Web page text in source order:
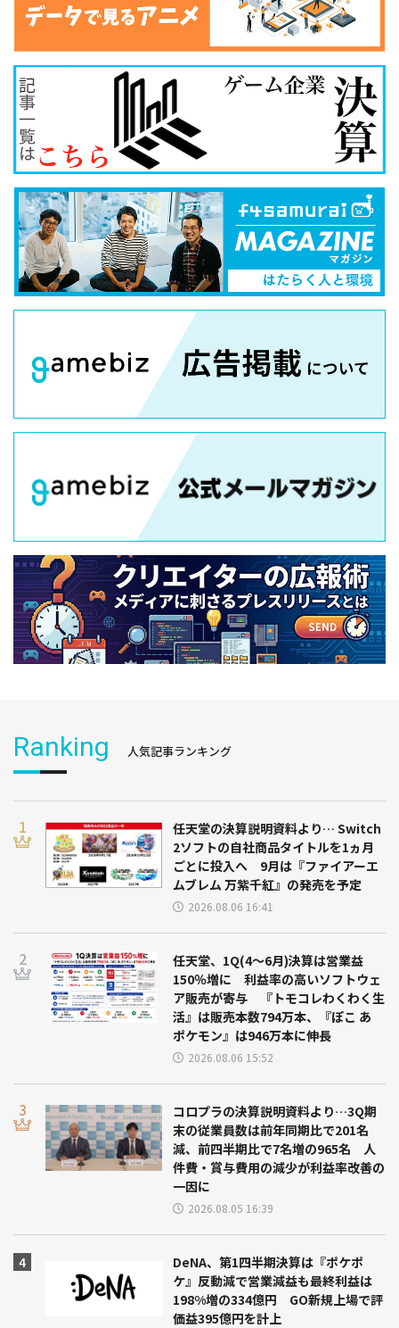
Ranking 人気記事ランキング
任天堂の決算説明資料より… Switch
2ソフトの自社商品タイトルを1ヵ月
ごとに投入へ 9月は『ファイアーエ
ムブレム 万紫千紅』の発売を予定
2026.08.06 16:41
任天堂、1Q(4～6月)決算は営業益
150％増に 利益率の高いソフトウェ
ア販売が寄与 『トモコレわくわく生
活』は販売本数794万本、『ぽこ あ
ポケモン』は946万本に伸長
2026.08.06 15:52
コロプラの決算説明資料より…3Q期
末の従業員数は前年同期比で201名
減、前四半期比で7名増の965名 人
件費・賞与費用の減少が利益率改善の
一因に
2026.08.05 16:39
DeNA、第1四半期決算は『ポケポ
ケ』反動減で営業減益も最終利益は
198%増の334億円 GO新規上場で評
価益395億円を計上